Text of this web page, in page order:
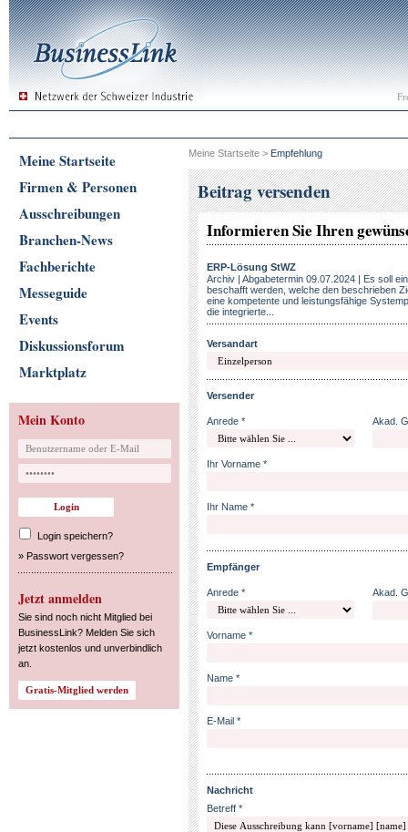
Meine Startseite
Firmen & Personen
Ausschreibungen
Branchen-News
Fachberichte
Messeguide
Events
Diskussionsforum
Marktplatz
Mein Konto
Login speichern?
» Passwort vergessen?
Jetzt anmelden
Sie sind noch nicht Mitglied bei
BusinessLink? Melden Sie sich
jetzt kostenlos und unverbindlich
an.
Meine Startseite > Empfehlung
Beitrag versenden
Informieren Sie Ihren
ERP-Lösung StWZ
Archiv | Abgabetermin 09.07.2024 | Es soll
beschafft werden, welche den beschrieben
eine kompetente und leistungsfähige
die integrierte...
Versandart
Versender
Anrede * Akad.
Ihr Vorname *
Ihr Name *
Empfänger
Anrede * Akad.
Vorname *
Name *
E-Mail *
Nachricht
Betreff *